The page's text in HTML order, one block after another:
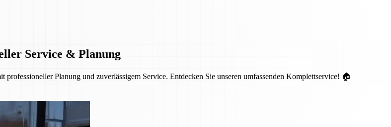
Service & Planung
Planung und zuverlässigem Service. Entdecken Sie unseren umfassenden Komplettservice! 🏠